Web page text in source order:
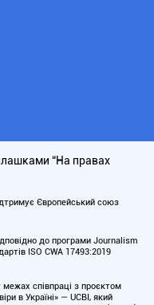
“На правах
Європейський союз
до програми Journalism
ISO CWA 17493:2019
співпраці з проєктом
в Україні» — UCBI, який